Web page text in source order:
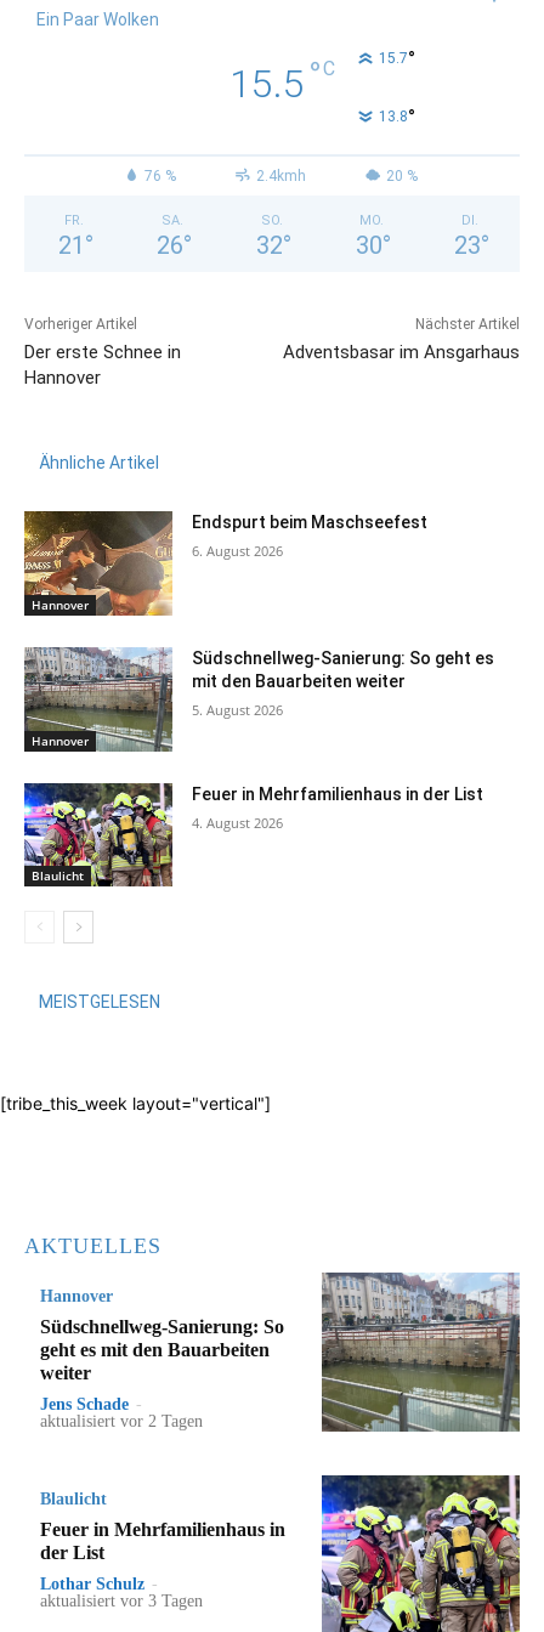
Ein Paar Wolken
15.5 °C 15.7°
13.8°
76 % 2.4kmh 20 %
FR.
21 °
SA.
26°
SO.
32°
MO.
30°
DI.
23°
Vorheriger Artikel
Der erste Schnee in
Hannover
Nächster Artikel
Adventsbasar im Ansgarhaus
Ähnliche Artikel
Hannover
Endspurt beim Maschseefest
6. August 2026
Hannover
Südschnellweg-Sanierung: So geht es
mit den Bauarbeiten weiter
5. August 2026
Blaulicht
Feuer in Mehrfamilienhaus in der List
4. August 2026
MEISTGELESEN
[tribe_this_week layout="vertical"]
AKTUELLES
Hannover
Südschnellweg-Sanierung: So
geht es mit den Bauarbeiten
weiter
Jens Schade -
aktualisiert vor 2 Tagen
Blaulicht
Feuer in Mehrfamilienhaus in
der List
Lothar Schulz -
aktualisiert vor 3 Tagen